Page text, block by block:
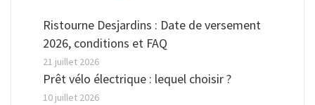
Ristourne Desjardins : Date de versement
2026, conditions et FAQ
21 juillet 2026
Prêt vélo électrique : lequel choisir ?
10 juillet 2026